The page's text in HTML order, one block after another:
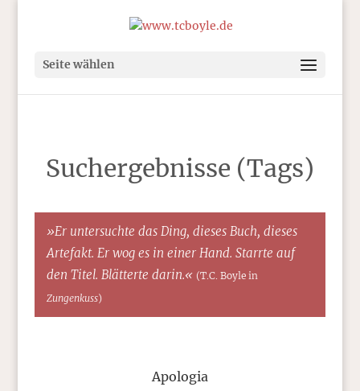
Seite wählen
Suchergebnisse (Tags)
»Er untersuchte das Ding, dieses Buch, dieses
Artefakt. Er wog es in einer Hand. Starrte auf
den Titel. Blätterte darin.« (T.C. Boyle in
Zungenkuss)
Apologia